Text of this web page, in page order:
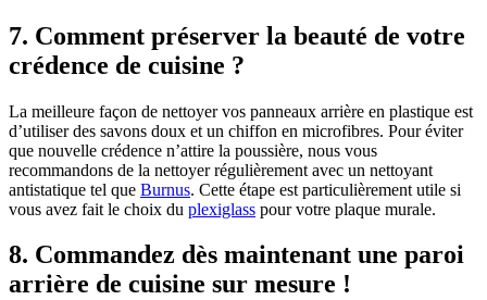
7. Comment préserver la beauté de votre
crédence de cuisine ?
La meilleure façon de nettoyer vos panneaux arrière en plastique est
d’utiliser des savons doux et un chiffon en microfibres. Pour éviter
que nouvelle crédence n’attire la poussière, nous vous
recommandons de la nettoyer régulièrement avec un nettoyant
antistatique tel que Burnus. Cette étape est particulièrement utile si
vous avez fait le choix du plexiglass pour votre plaque murale.
8. Commandez dès maintenant une paroi
arrière de cuisine sur mesure !